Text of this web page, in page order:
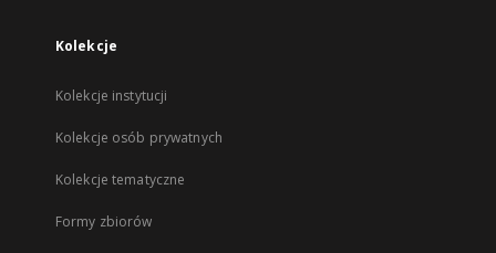
Kolekcje
Kolekcje instytucji
Kolekcje osób prywatnych
Kolekcje tematyczne
Formy zbiorów